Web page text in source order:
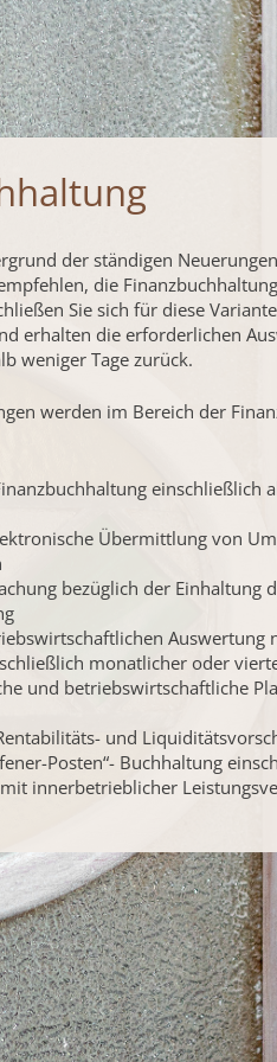
der ständigen
die
Sie sich für diese
erhalten die erforderlichen
weniger Tage zurück.
werden im Bereich der
einschließlich
Übermittlung von
bezüglich der Einhaltung
Auswertung
monatlicher oder
und betriebswirtschaftliche
und
Posten“- Buchhaltung
innerbetrieblicher